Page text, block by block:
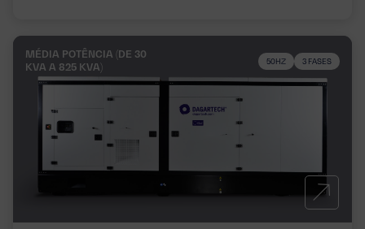
MÉDIA POTÊNCIA (DE 30
KVA A 825 KVA)
50HZ 3 FASES